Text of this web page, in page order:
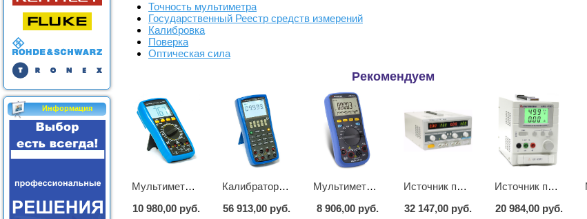
Информация
Точность мультиметра
Государственный Реестр средств измерений
Калибровка
Поверка
Оптическая сила
Рекомендуем
Мультиметр цифровой АМ-1083
10 980,00 руб.
Калибратор АМ-7111
56 913,00 руб.
Мультиметр цифровой АММ-1221
8 906,00 руб.
Источник питания APS-2236
32 147,00 руб.
Источник питания APS-1503
20 984,00 руб.